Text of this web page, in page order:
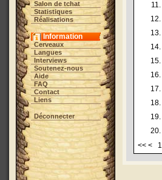
Salon de tchat
Statistiques
Réalisations
Information
Cerveaux
Langues
Interviews
Soutenez-nous
Aide
FAQ
Contact
Liens
Déconnecter
11.
12.
13.
14.
15.
16.
17.
18.
19.
20.
<< < 1